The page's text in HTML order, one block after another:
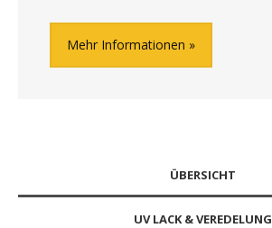
Mehr Informationen
ÜBERSICHT
UV LACK & VEREDELUNG